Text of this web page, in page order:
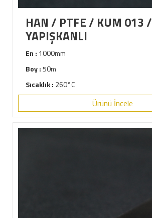
HAN / PTFE / KUM 013 /
YAPIŞKANLI
En : 1000mm
Boy :50m
Sıcaklık : 260°C
Ürünü İncele